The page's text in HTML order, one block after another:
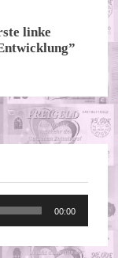
linke
00:00